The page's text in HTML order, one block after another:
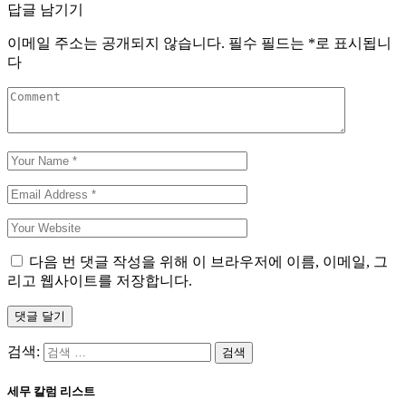
답글 남기기
이메일 주소는 공개되지 않습니다. 필수 필드는 *로 표시됩니
다
다음 번 댓글 작성을 위해 이 브라우저에 이름, 이메일, 그
리고 웹사이트를 저장합니다.
댓글 달기
검색:
세무 칼럼 리스트